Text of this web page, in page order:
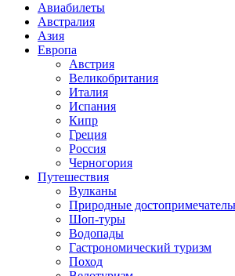
Авиабилеты
Австралия
Азия
Европа
Австрия
Великобритания
Италия
Испания
Кипр
Греция
Россия
Черногория
Путешествия
Вулканы
Природные
Шоп-туры
Водопады
Гастрономический туризм
Поход